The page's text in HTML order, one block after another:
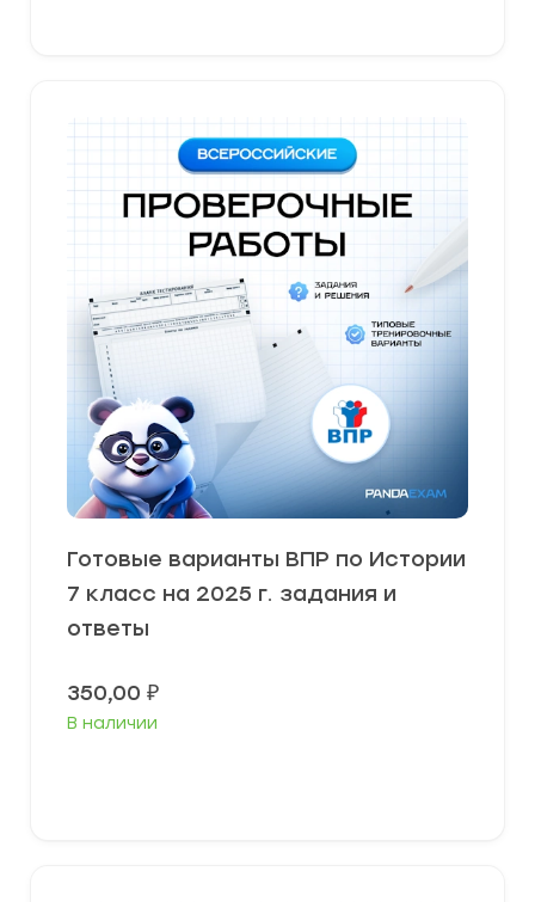
Готовые варианты ВПР по Истории
7 класс на 2025 г. задания и
ответы
350,00 ₽
В наличии